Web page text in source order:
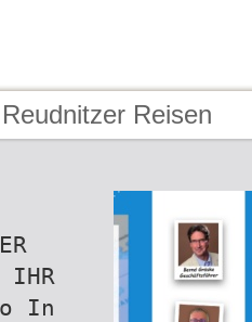
Reisen
IHR
In